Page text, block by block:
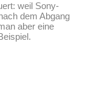
weil Sony-
dem Abgang
aber eine